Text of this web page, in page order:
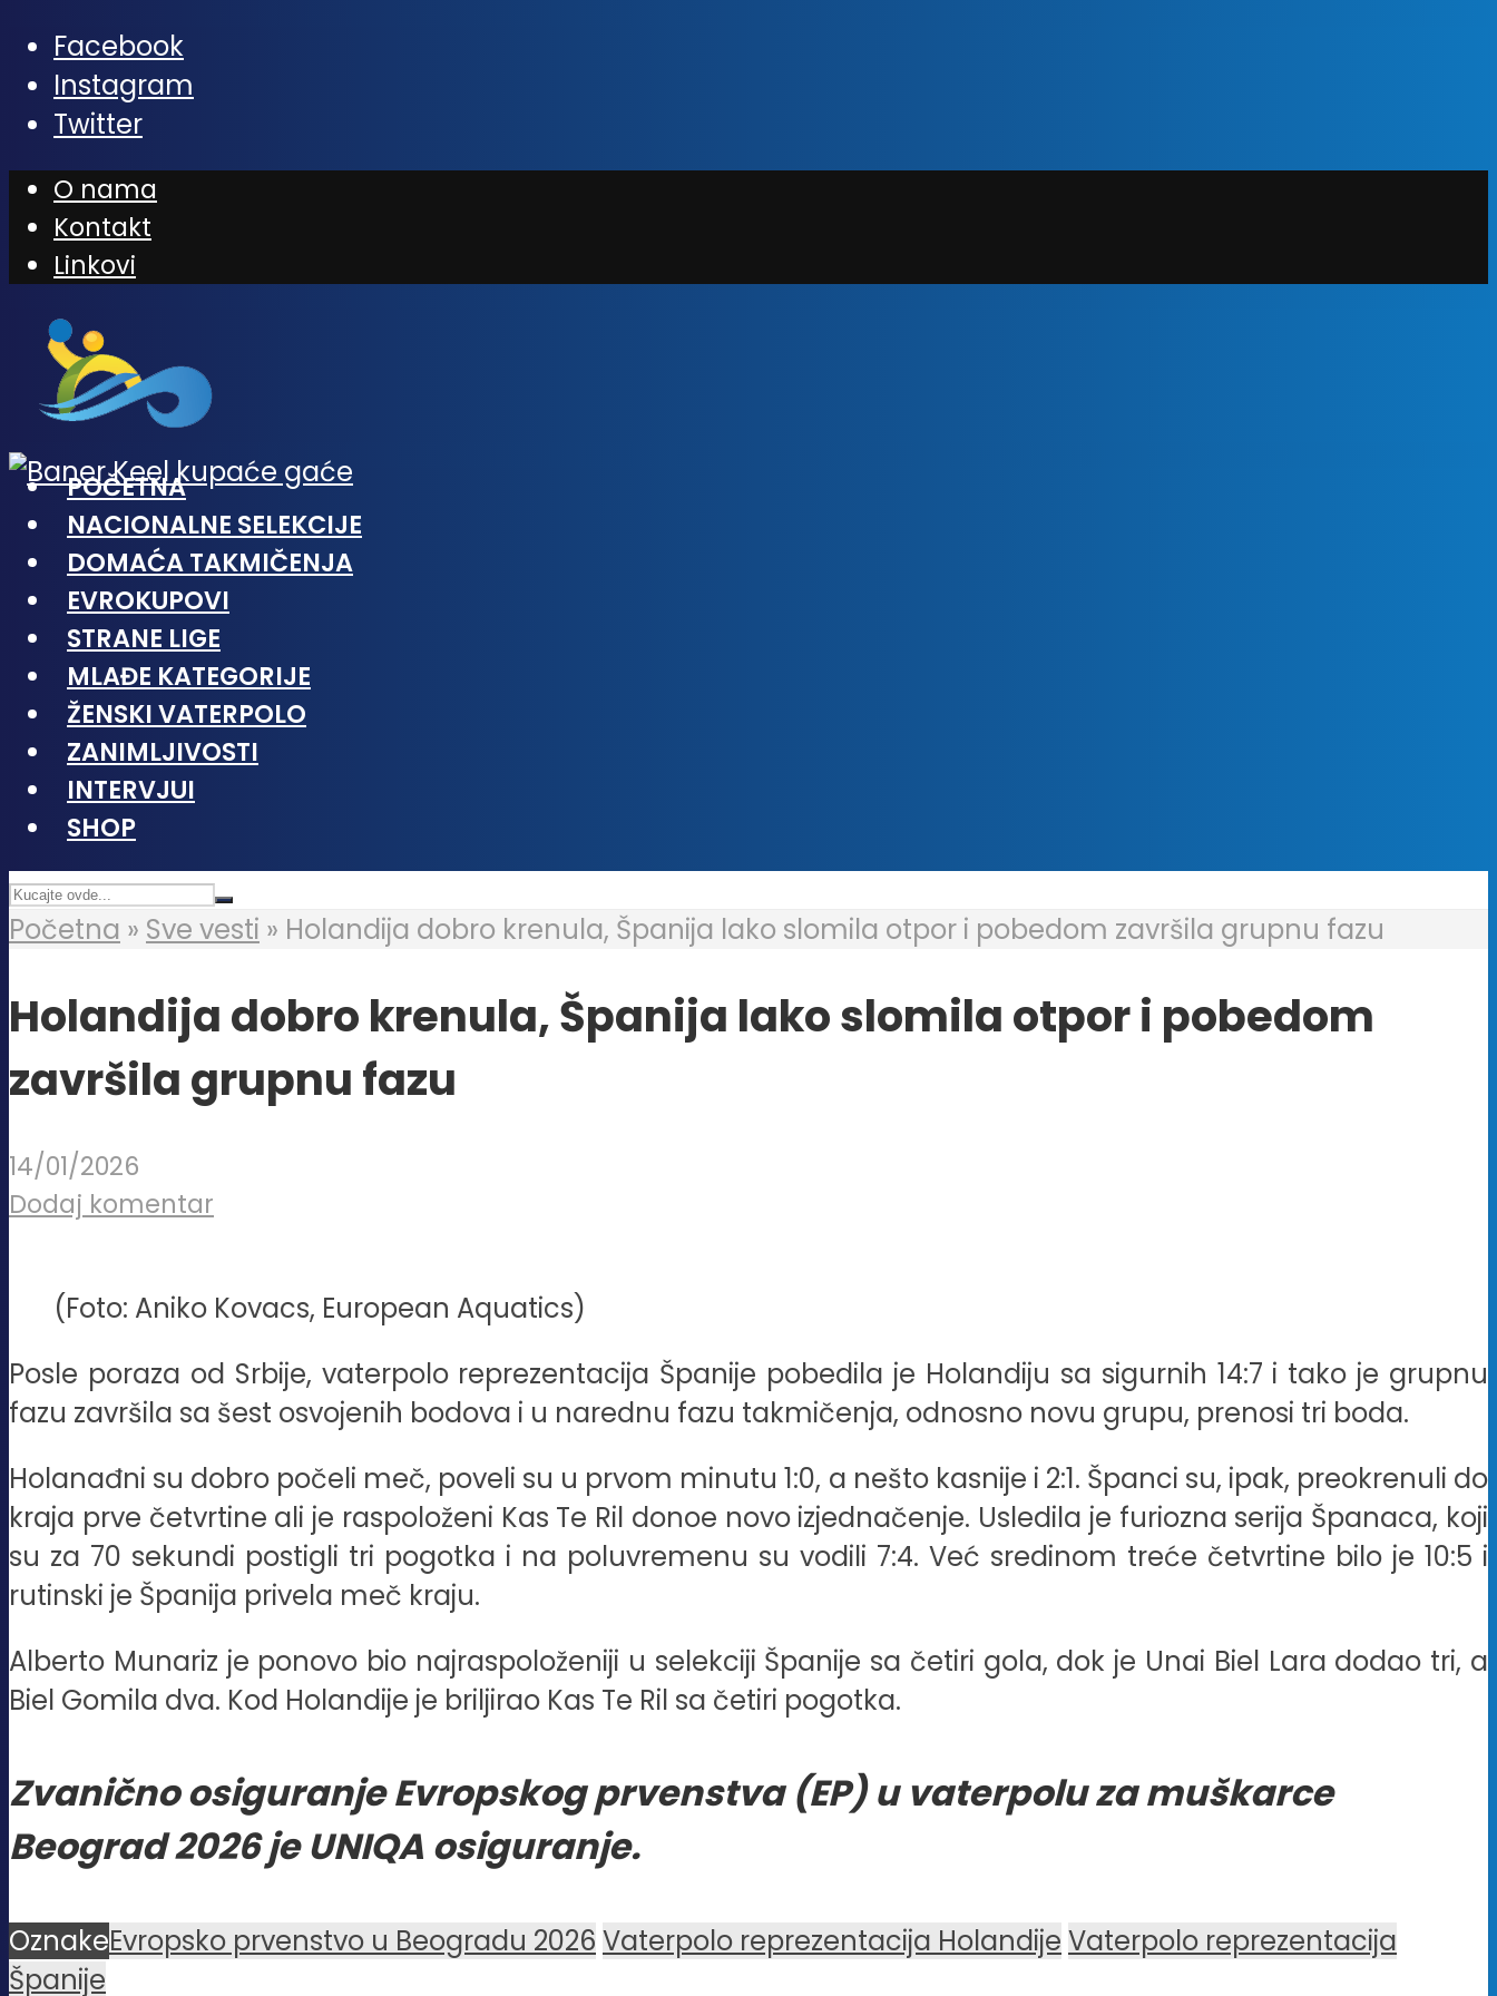
Facebook
Instagram
Twitter
O nama
Kontakt
Linkovi
POČETNA
NACIONALNE SELEKCIJE
DOMAĆA TAKMIČENJA
EVROKUPOVI
STRANE LIGE
MLAĐE KATEGORIJE
ŽENSKI VATERPOLO
ZANIMLJIVOSTI
INTERVJUI
SHOP
Početna » Sve vesti » Holandija dobro krenula, Španija lako slomila otpor i pobedom završila grupnu fazu
Holandija dobro krenula, Španija lako slomila otpor i pobedom
završila grupnu fazu
14/01/2026
Dodaj komentar
(Foto: Aniko Kovacs, European Aquatics)
Posle poraza od Srbije, vaterpolo reprezentacija Španije pobedila je Holandiju sa sigurnih 14:7 i tako je grupnu
fazu završila sa šest osvojenih bodova i u narednu fazu takmičenja, odnosno novu grupu, prenosi tri boda.
Holanađni su dobro počeli meč, poveli su u prvom minutu 1:0, a nešto kasnije i 2:1. Španci su, ipak, preokrenuli do
kraja prve četvrtine ali je raspoloženi Kas Te Ril donoe novo izjednačenje. Usledila je furiozna serija Španaca, koji
su za 70 sekundi postigli tri pogotka i na poluvremenu su vodili 7:4. Već sredinom treće četvrtine bilo je 10:5 i
rutinski je Španija privela meč kraju.
Alberto Munariz je ponovo bio najraspoloženiji u selekciji Španije sa četiri gola, dok je Unai Biel Lara dodao tri, a
Biel Gomila dva. Kod Holandije je briljirao Kas Te Ril sa četiri pogotka.
Zvanično osiguranje Evropskog prvenstva (EP) u vaterpolu za muškarce
Beograd 2026 je UNIQA osiguranje.
OznakeEvropsko prvenstvo u Beogradu 2026 Vaterpolo reprezentacija Holandije Vaterpolo reprezentacija
Španije